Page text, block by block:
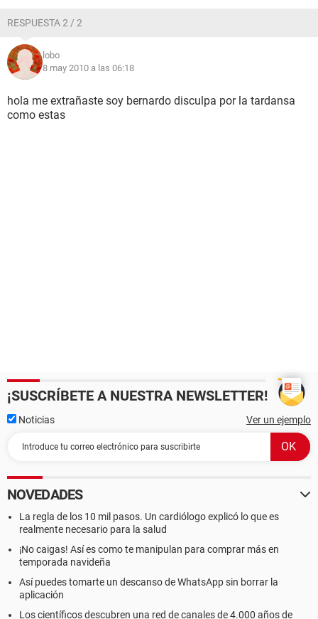
RESPUESTA 2 / 2
lobo
8 may 2010 a las 06:18
hola me extrañaste soy bernardo disculpa por la tardansa
como estas
¡SUSCRÍBETE A NUESTRA NEWSLETTER!
Noticias Ver un ejemplo
NOVEDADES
La regla de los 10 mil pasos. Un cardiólogo explicó lo que es
realmente necesario para la salud
¡No caigas! Así es como te manipulan para comprar más en
temporada navideña
Así puedes tomarte un descanso de WhatsApp sin borrar la
aplicación
Los científicos descubren una red de canales de 4.000 años de